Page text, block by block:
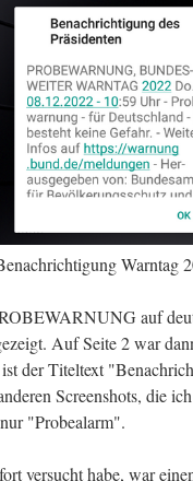
Warntag
auf
Auf Seite 2 war
der Titeltext
Screenshots, die
"Probealarm".
versucht habe, war